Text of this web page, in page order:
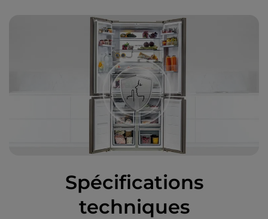
Spécifications
techniques